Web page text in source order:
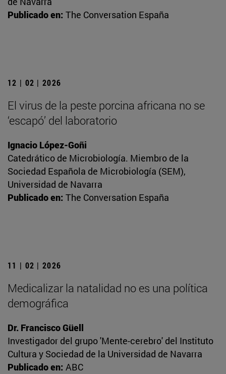
Publicado en: The Conversation España
12 | 02 | 2026
El virus de la peste porcina africana no se
‘escapó’ del laboratorio
Ignacio López-Goñi
Catedrático de Microbiología. Miembro de la
Sociedad Española de Microbiología (SEM),
Universidad de Navarra
Publicado en: The Conversation España
11 | 02 | 2026
Medicalizar la natalidad no es una política
demográfica
Dr. Francisco Güell
Investigador del grupo 'Mente-cerebro' del Instituto
Cultura y Sociedad de la Universidad de Navarra
Publicado en: ABC